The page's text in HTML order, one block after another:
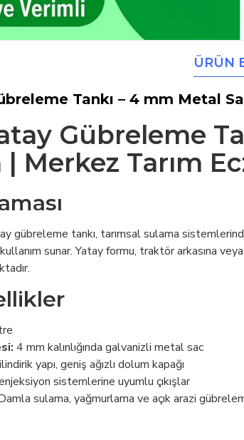
ÜRÜN
Tankı – 4 mm Metal
Gübreleme
| Merkez Tarım
tankı, tarımsal sulama
sunar. Yatay formu, traktör arkasına
4 mm kalınlığında galvanizli metal sac
yapı, geniş ağızlı dolum kapağı
sistemlerine uyumlu çıkışlar
sulama, yağmurlama ve açık arazi